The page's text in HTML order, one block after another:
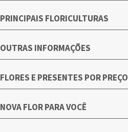
PRINCIPAIS FLORICULTURAS
OUTRAS INFORMAÇÕES
FLORES E PRESENTES POR PREÇO
NOVA FLOR PARA VOCÊ